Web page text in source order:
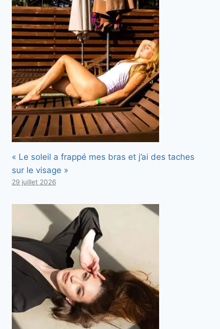
« Le soleil a frappé mes bras et j’ai des taches
sur le visage »
29 juillet 2026